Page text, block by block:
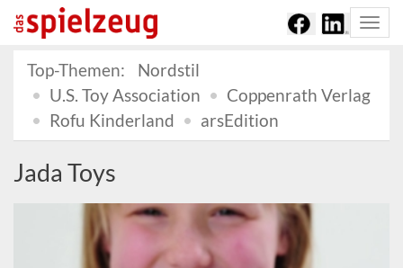
Top-Themen:
Nordstil
U.S. Toy Association
Coppenrath Verlag
Rofu Kinderland
arsEdition
Jada Toys